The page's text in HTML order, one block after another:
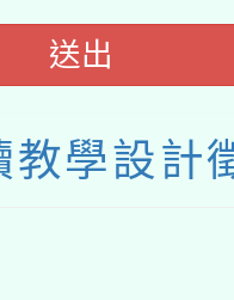
送出
教學設計